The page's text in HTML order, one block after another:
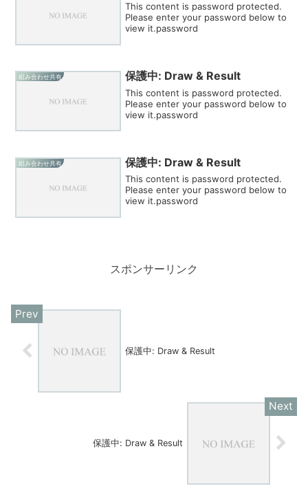
This content is password protected.
Please enter your password below to
view it.password
組み合わせ共有 保護中: Draw & Result
This content is password protected.
Please enter your password below to
view it.password
組み合わせ共有 保護中: Draw & Result
This content is password protected.
Please enter your password below to
view it.password
スポンサーリンク
保護中: Draw & Result
保護中: Draw & Result